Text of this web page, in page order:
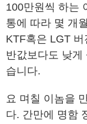
100만원씩 하는
통에 따라 몇 개
KTF혹은 LGT
반값보다도 낮게
습니다.
요 며칠 이놈을
다. 간만에 명함